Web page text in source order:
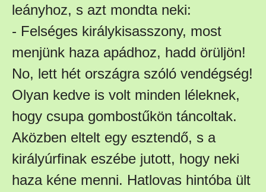
leányhoz, s azt mondta neki:
- Felséges királykisasszony, most
menjünk haza apádhoz, hadd örüljön!
No, lett hét országra szóló vendégség!
Olyan kedve is volt minden léleknek,
hogy csupa gombostűkön táncoltak.
Aközben eltelt egy esztendő, s a
királyúrfinak eszébe jutott, hogy neki
haza kéne menni. Hatlovas hintóba ült